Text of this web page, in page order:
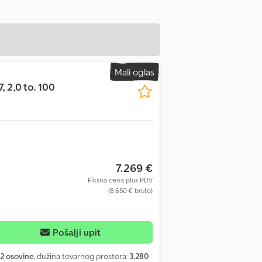
Mali oglas
2,0 to. 100
7.269 €
Fiksna cena plus PDV
(8.650 € bruto)
Pošalji upit
2 osovine, dužina tovarnog prostora: 3.280